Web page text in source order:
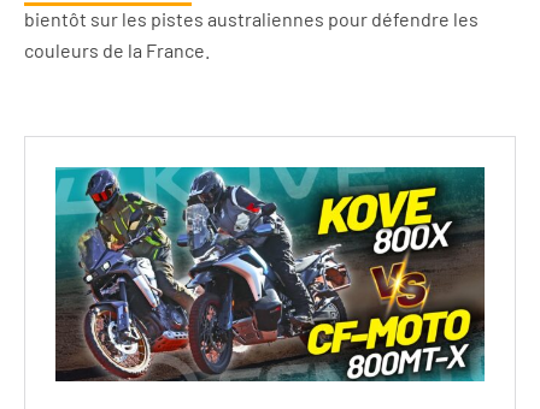
bientôt sur les pistes australiennes pour défendre les
couleurs de la France.